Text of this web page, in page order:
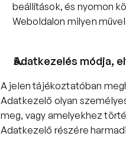
beállítások, és nyomon
Weboldalon milyen
Adatkezelés módja,
A jelen tájékoztatóban
Adatkezelő olyan
meg, vagy amelyekhez
Adatkezelő részére